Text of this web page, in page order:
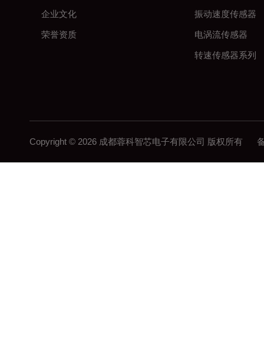
企业文化
荣誉资质
振动速度传感器
电涡流传感器
转速传感器系列
Copyright © 2026 成都蓉科智芯电子有限公司 版权所有